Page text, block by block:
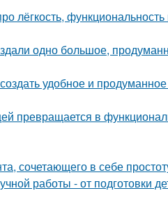
лёгкость,
одно большое,
удобное и
превращается в
сочетающего в себе
работы - от подготовки